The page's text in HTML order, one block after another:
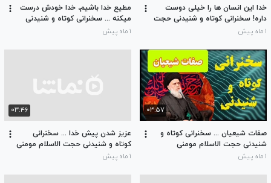
خدا این انسان ها را خیلی دوست
داره! سخنرانی کوتاه و شنیدنی حجت
الاسلام مومنی۱ ماه پیش
مطیع خدا باشیم، خدا خودش درست
میکنه ... سخنرانی کوتاه و شنیدنی
حجت الاسلام مومنی۱ ماه پیش
۰۳:۵۷
صفات شیعیان ... سخنرانی کوتاه و
شنیدنی حجت الاسلام مومنی
۱ ماه پیش
۰۳:۴۶
عزیز شدن پیش خدا ... سخنرانی
کوتاه و شنیدنی حجت الاسلام مومنی
۱ ماه پیش